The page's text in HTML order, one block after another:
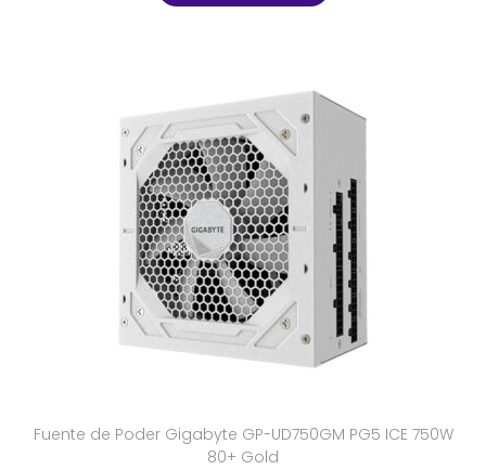
Fuente de Poder Gigabyte GP-UD750GM PG5 ICE 750W
80+ Gold